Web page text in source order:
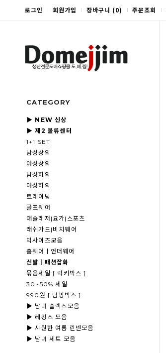
로그인 회원가입 장바구니 (0) 주문조회
CATEGORY
▶ NEW 신상
▶ 제2 물류센터
1+1 SET
남성상의
여성상의
남성하의
여성하의
트레이닝
골프웨어
애슬레저|요가|스포츠
래쉬가드|비치웨어
빅사이즈모음
홈웨어ㅣ언더웨어
신발ㅣ패션잡화
묶음세일 [ 럭키박스 ]
30~50% 세일
990원 [ 덤핑박스 ]
▶ 남녀 슬랙스모음
▶ 레깅스 모음
▶ 시원한 여름 린넨모음
▶ 남녀 세트 모음